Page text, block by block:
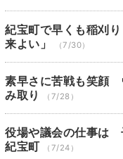
紀宝町で早くも稲刈
来よい」
（7/30）
素早さに苦戦も笑顔
み取り
（7/28）
役場や議会の仕事は
紀宝町
（7/24）